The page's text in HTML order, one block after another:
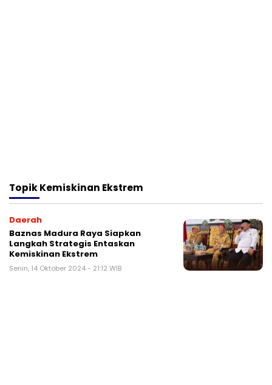
TopikKemiskinan Ekstrem
Daerah
Baznas Madura Raya Siapkan
Langkah Strategis Entaskan
Kemiskinan Ekstrem
Senin, 14 Oktober 2024 - 21:12 WIB